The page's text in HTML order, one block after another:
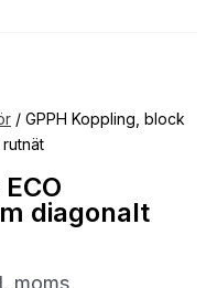
/ GPPH Koppling, block
diagonalt